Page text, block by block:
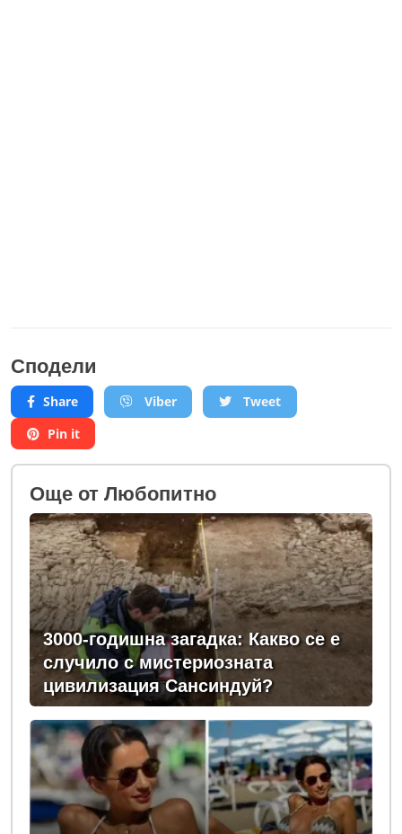
Сподели
Share Viber
Tweet
Pin it
Oще от Любопитно
3000-годишна загадка: Какво се е
случило с мистериозната
цивилизация Сансиндуй?